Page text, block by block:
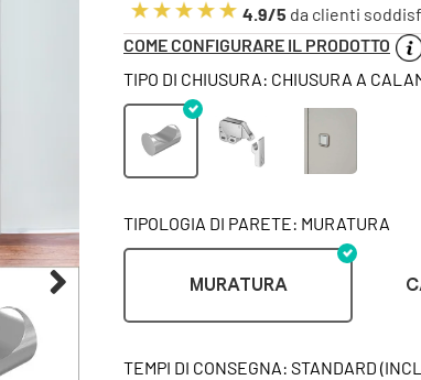
4.9/5 da clienti
COME CONFIGURARE IL PRODOTTO
TIPO DI CHIUSURA: CHIUSURA A
TIPOLOGIA DI PARETE: MURATURA
MURATURA
TEMPI DI CONSEGNA: STANDARD